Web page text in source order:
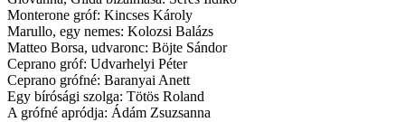
Monterone gróf: Kincses Károly
Marullo, egy nemes: Kolozsi Balázs
Matteo Borsa, udvaronc: Böjte Sándor
Ceprano gróf: Udvarhelyi Péter
Ceprano grófné: Baranyai Anett
Egy bírósági szolga: Tötös Roland
A grófné apródja: Ádám Zsuzsanna